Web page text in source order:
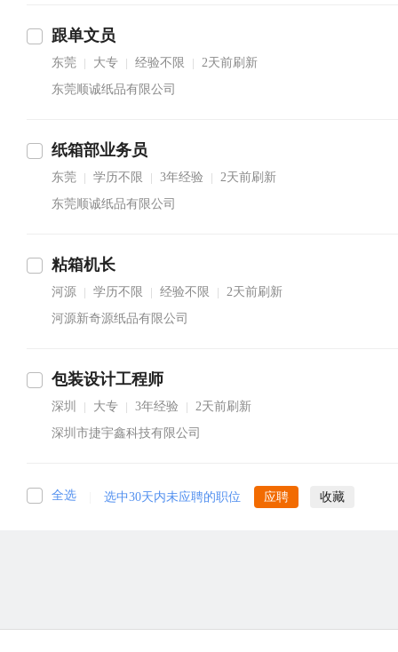
跟单文员
东莞 大专 经验不限
2天前刷新
东莞顺诚纸品有限公司
纸箱部业务员
东莞 学历不限 3年经验
2天前刷新
东莞顺诚纸品有限公司
粘箱机长
河源 学历不限 经验不限
2天前刷新
河源新奇源纸品有限公司
包装设计工程师
深圳 大专 3年经验
2天前刷新
深圳市捷宇鑫科技有限公司
全选 选中30天内未应聘的职位 应聘 收藏